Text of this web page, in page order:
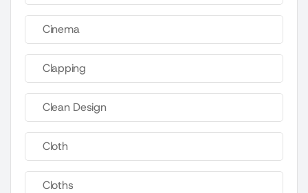
Cinema
Clapping
Clean Design
Cloth
Cloths